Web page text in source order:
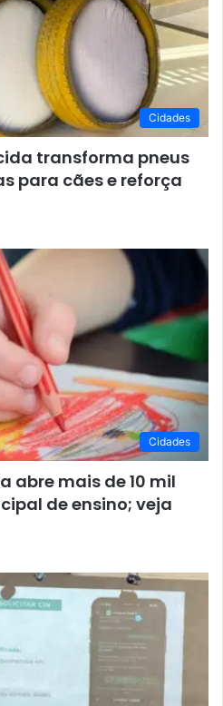
Cidades
transforma pneus
para cães e reforça
Cidades
abre mais de 10 mil
de ensino; veja